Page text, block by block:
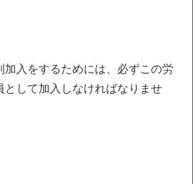
入をするためには、必ずこの労
して加入しなければなりませ